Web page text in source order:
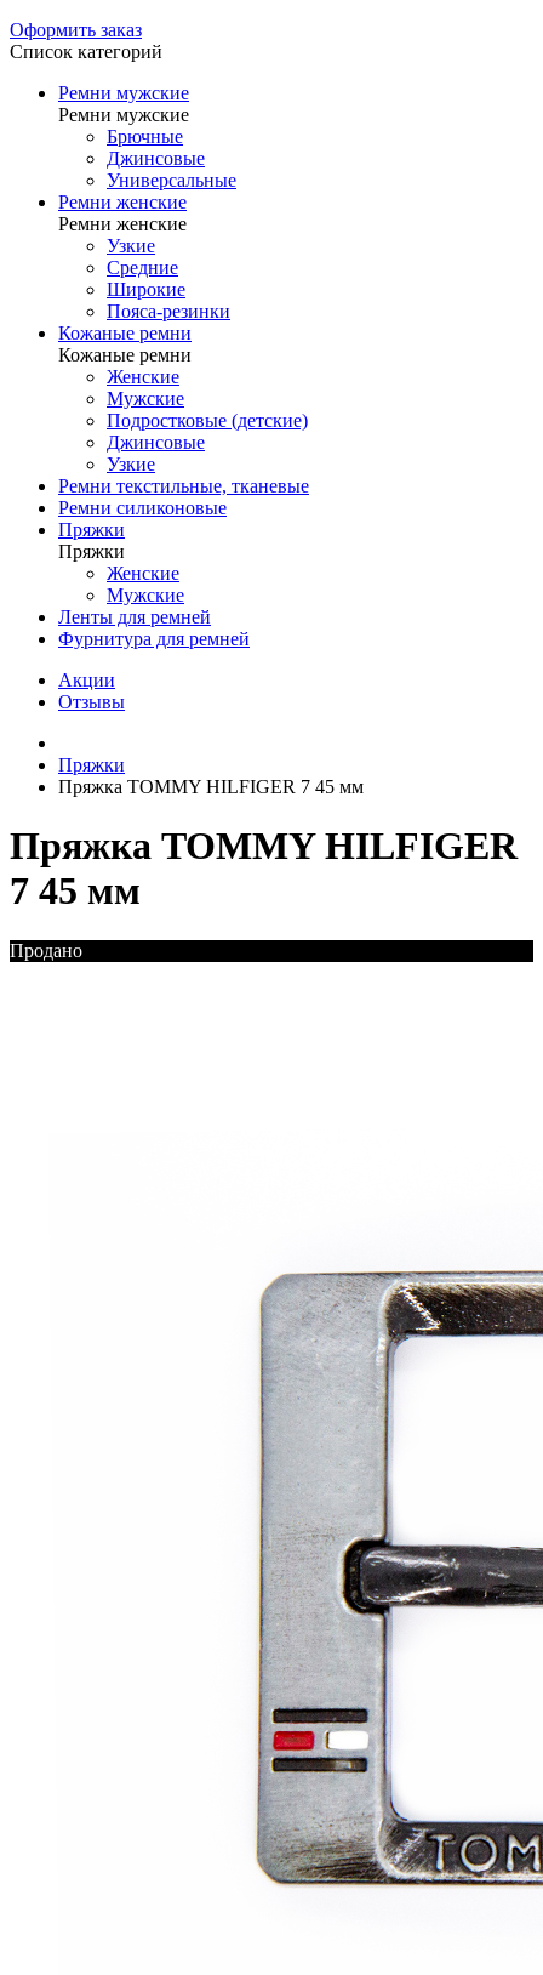
Оформить заказ
Список категорий
Ремни мужские
Ремни мужские
Брючные
Джинсовые
Универсальные
Ремни женские
Ремни женские
Узкие
Средние
Широкие
Пояса-резинки
Кожаные ремни
Кожаные ремни
Женские
Мужские
Подростковые (детские)
Джинсовые
Узкие
Ремни текстильные, тканевые
Ремни силиконовые
Пряжки
Пряжки
Женские
Мужские
Ленты для ремней
Фурнитура для ремней
Акции
Отзывы
Пряжки
Пряжка TOMMY HILFIGER 7 45 мм
Пряжка TOMMY HILFIGER
7 45 мм
Продано